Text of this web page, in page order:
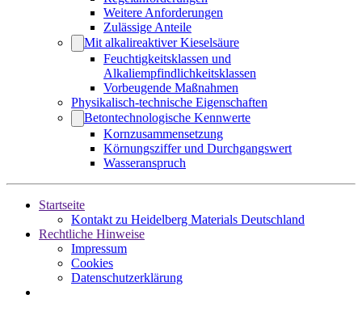
Weitere Anforderungen
Zulässige Anteile
Mit alkalireaktiver Kieselsäure
Feuchtigkeitsklassen und
Alkaliempfindlichkeitsklassen
Vorbeugende Maßnahmen
Physikalisch-technische Eigenschaften
Betontechnologische Kennwerte
Kornzusammensetzung
Körnungsziffer und Durchgangswert
Wasseranspruch
Startseite
Kontakt zu Heidelberg Materials Deutschland
Rechtliche Hinweise
Impressum
Cookies
Datenschutzerklärung